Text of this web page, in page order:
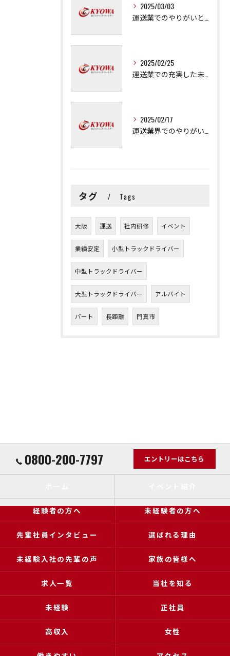
2025/03/03
2025/02/25
2025/02/17
タグ Tags
大阪 運送 社内研修 イベント
業績安定 小型トラックドライバー
中型トラックドライバー
大型トラックドライバー アルバイト
パート 長距離 門真市
0800-200-7797 エントリーはこちら
経験者の方へ 未経験者の方へ
先輩社員インタビュー 選ばれる理由
未経験入社の先輩の声 家族の皆様へ
求人一覧 当社を知る
未経験 正社員
高収入 女性